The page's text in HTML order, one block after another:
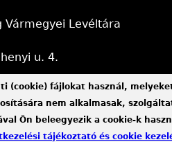
n
Vármegyei Levéltára
u. 4.
(cookie) fájlokat használ,
nem alkalmasak,
Ön beleegyezik a cookie-k
tájékoztató és cookie